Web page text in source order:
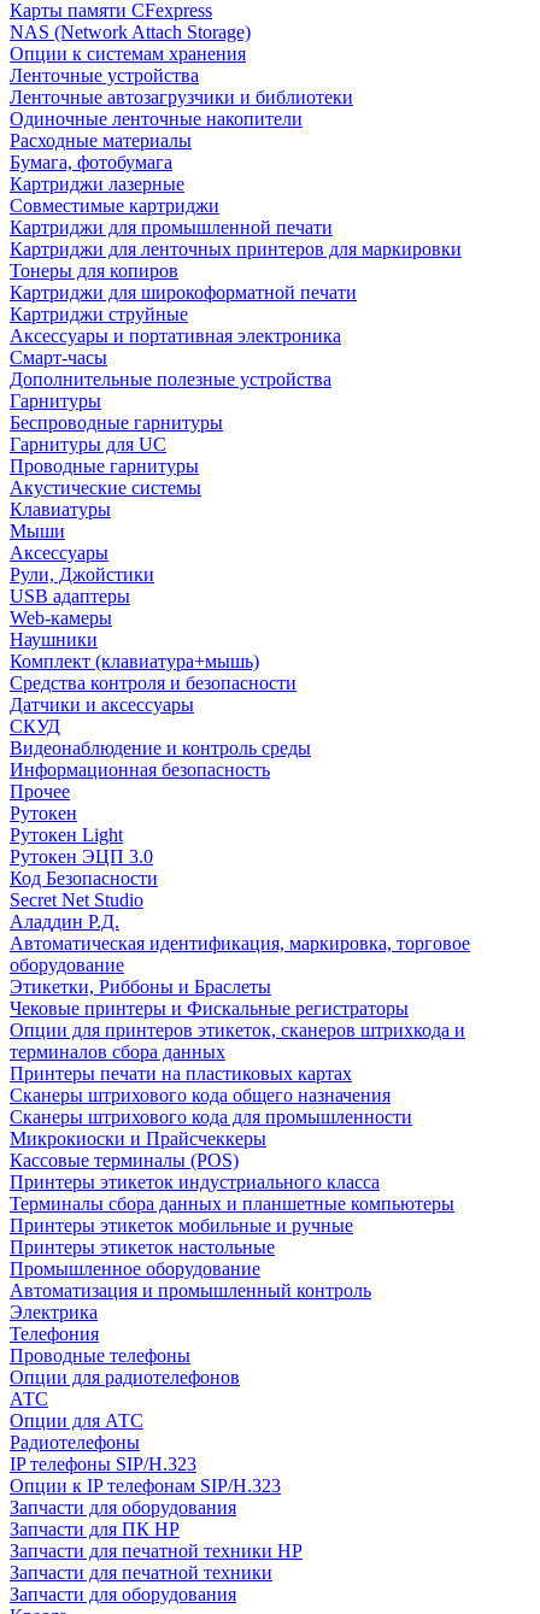
Карты памяти CFexpress
NAS (Network Attach Storage)
Опции к системам хранения
Ленточные устройства
Ленточные автозагрузчики и библиотеки
Одиночные ленточные накопители
Расходные материалы
Бумага, фотобумага
Картриджи лазерные
Совместимые картриджи
Картриджи для промышленной печати
Картриджи для ленточных принтеров для маркировки
Тонеры для копиров
Картриджи для широкоформатной печати
Картриджи струйные
Аксессуары и портативная электроника
Смарт-часы
Дополнительные полезные устройства
Гарнитуры
Беспроводные гарнитуры
Гарнитуры для UC
Проводные гарнитуры
Акустические системы
Клавиатуры
Мыши
Аксессуары
Рули, Джойстики
USB адаптеры
Web-камеры
Наушники
Комплект (клавиатура+мышь)
Средства контроля и безопасности
Датчики и аксессуары
СКУД
Видеонаблюдение и контроль среды
Информационная безопасность
Прочее
Рутокен
Рутокен Light
Рутокен ЭЦП 3.0
Код Безопасности
Secret Net Studio
Аладдин Р.Д.
Автоматическая идентификация, маркировка, торговое
оборудование
Этикетки, Риббоны и Браслеты
Чековые принтеры и Фискальные регистраторы
Опции для принтеров этикеток, сканеров штрихкода и
терминалов сбора данных
Принтеры печати на пластиковых картах
Сканеры штрихового кода общего назначения
Сканеры штрихового кода для промышленности
Микрокиоски и Прайсчеккеры
Кассовые терминалы (POS)
Принтеры этикеток индустриального класса
Терминалы сбора данных и планшетные компьютеры
Принтеры этикеток мобильные и ручные
Принтеры этикеток настольные
Промышленное оборудование
Автоматизация и промышленный контроль
Электрика
Телефония
Проводные телефоны
Опции для радиотелефонов
АТС
Опции для АТС
Радиотелефоны
IP телефоны SIP/H.323
Опции к IP телефонам SIP/H.323
Запчасти для оборудования
Запчасти для ПК HP
Запчасти для печатной техники HP
Запчасти для печатной техники
Запчасти для оборудования